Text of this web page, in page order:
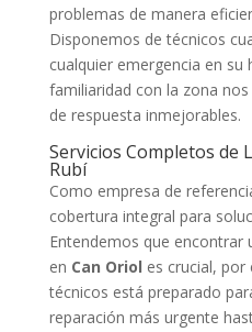
problemas de manera
Disponemos de técnicos
cualquier emergencia en
familiaridad con la zona
de respuesta inmejorables.
Servicios Completos de
Rubí
Como empresa de
cobertura integral para
Entendemos que encontrar
en Can Oriol es crucial,
técnicos está preparado
reparación más urgente